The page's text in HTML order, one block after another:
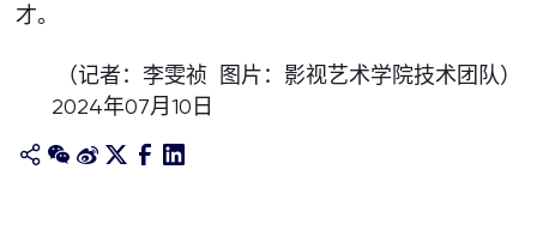
才。
（记者：李雯祯 图片：影视艺术学院技术团队）
2024年07月10日